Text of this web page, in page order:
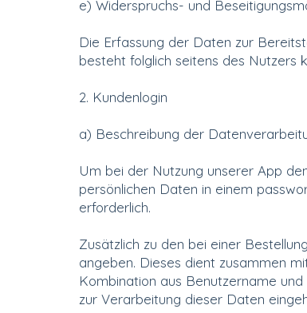
e) Widerspruchs- und
Die Erfassung der Daten zur
besteht folglich seitens des Nutzers
2. Kundenlogin
a) Beschreibung der
Um bei der Nutzung unserer App
persönlichen Daten in einem
erforderlich.
Zusätzlich zu den bei einer
angeben. Dieses dient zusammen
Kombination aus Benutzername
zur Verarbeitung dieser Daten